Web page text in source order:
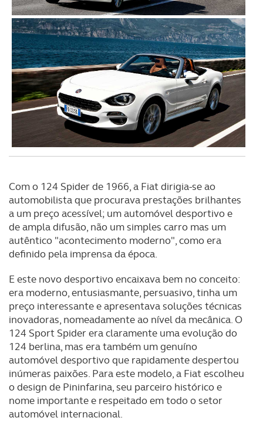
Com o 124 Spider de 1966, a Fiat dirigia-se ao
automobilista que procurava prestações brilhantes
a um preço acessível; um automóvel desportivo e
de ampla difusão, não um simples carro mas um
autêntico "acontecimento moderno", como era
definido pela imprensa da época.
E este novo desportivo encaixava bem no conceito:
era moderno, entusiasmante, persuasivo, tinha um
preço interessante e apresentava soluções técnicas
inovadoras, nomeadamente ao nível da mecânica. O
124 Sport Spider era claramente uma evolução do
124 berlina, mas era também um genuíno
automóvel desportivo que rapidamente despertou
inúmeras paixões. Para este modelo, a Fiat escolheu
o design de Pininfarina, seu parceiro histórico e
nome importante e respeitado em todo o setor
automóvel internacional.